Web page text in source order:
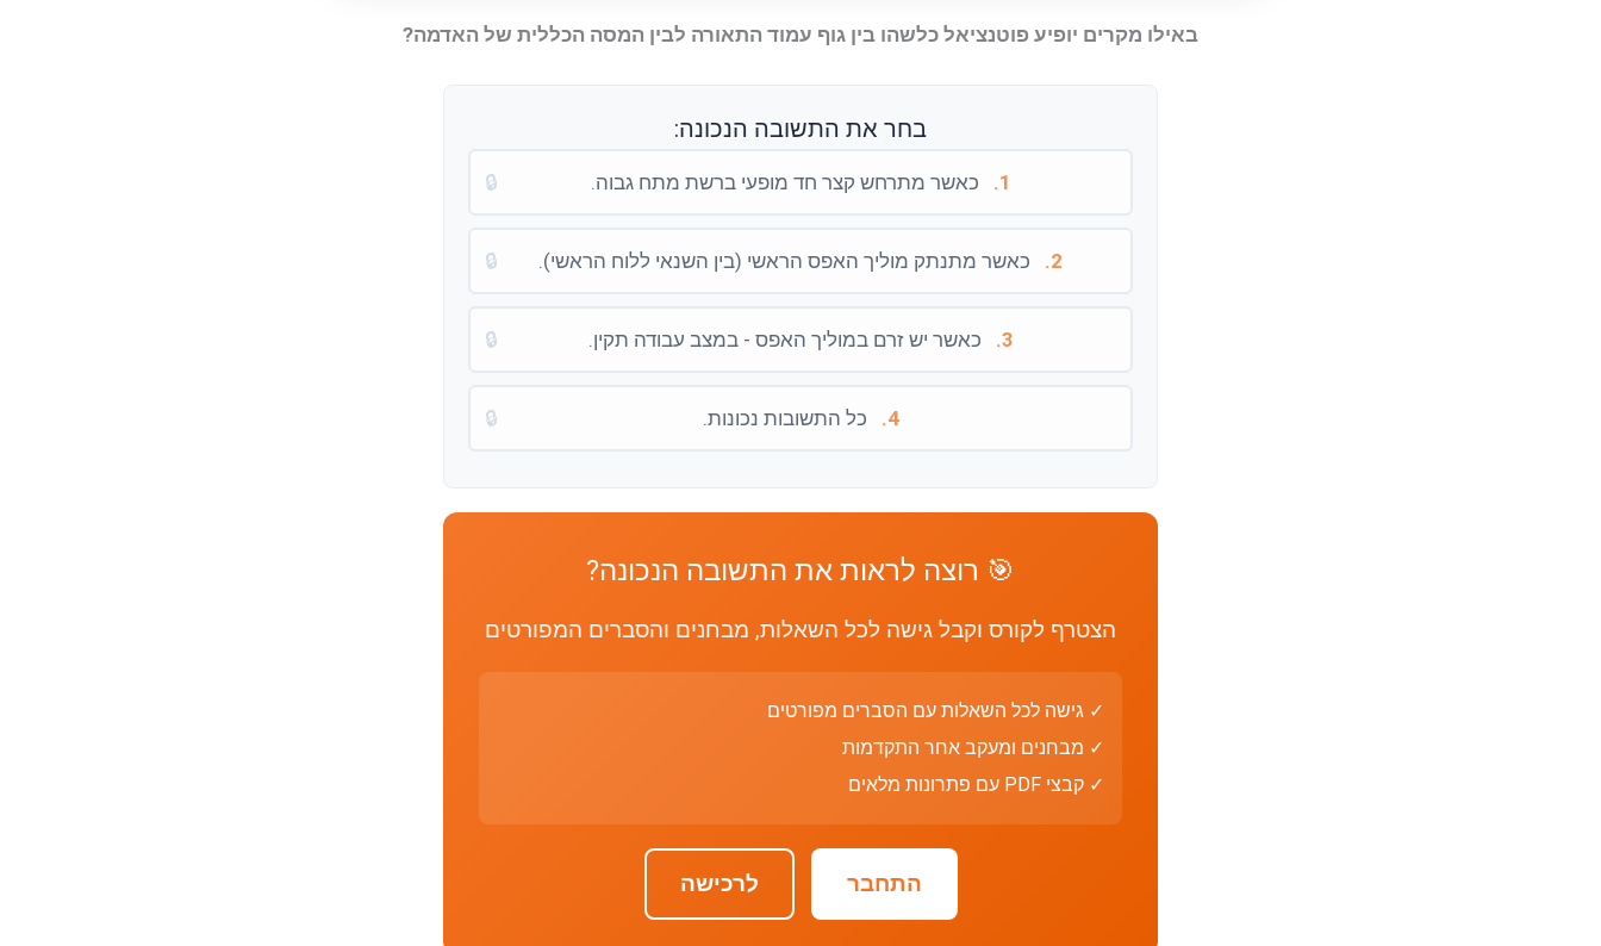
באילו מקרים יופיע פוטנציאל כלשהו בין גוף עמוד התאורה לבין המסה הכללית של האדמה?
בחר את התשובה הנכונה:
1. כאשר מתרחש קצר חד מופעי ברשת מתח גבוה. 🔒
2. כאשר מתנתק מוליך האפס הראשי (בין השנאי ללוח הראשי). 🔒
3. כאשר יש זרם במוליך האפס - במצב עבודה תקין. 🔒
4. כל התשובות נכונות. 🔒
🎯 רוצה לראות את התשובה הנכונה?
הצטרף לקורס וקבל גישה לכל השאלות, מבחנים והסברים המפורטים
✓ גישה לכל השאלות עם הסברים מפורטים
✓ מבחנים ומעקב אחר התקדמות
✓ קבצי PDF עם פתרונות מלאים
התחבר לרכישה